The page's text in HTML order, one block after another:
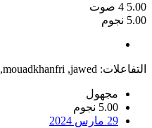
5.00
4 صوت
5.00 نجوم
التفاعلات: jawed
,
mouadkhanfri
,
مجهول
5.00 نجوم
29 مارس 2024